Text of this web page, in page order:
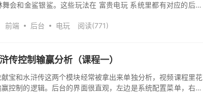
会和金鲨银鲨。这些玩法在 富贵电玩 系统里都有对应的后台
前端 后台 电玩 阅读(771)
传控制输赢分析（课程一）
宝和水浒传这两个模块经常被拿出来单独分析，视频课程里花
控制的逻辑。后台的界面很直观，左边是系统配置菜单，右边